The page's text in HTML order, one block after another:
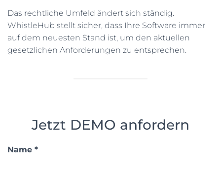
Das rechtliche Umfeld ändert sich ständig.
WhistleHub stellt sicher, dass Ihre Software immer
auf dem neuesten Stand ist, um den aktuellen
gesetzlichen Anforderungen zu entsprechen.
Jetzt DEMO anfordern
Name *